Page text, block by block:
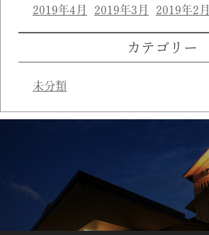
2019年4月 2019年3月 2019年2月
カテゴリー
未分類